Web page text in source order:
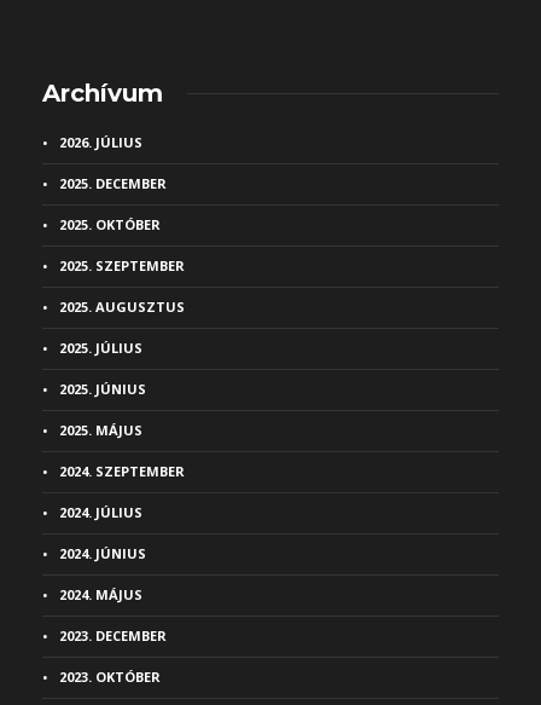
Archívum
2026. JÚLIUS
2025. DECEMBER
2025. OKTÓBER
2025. SZEPTEMBER
2025. AUGUSZTUS
2025. JÚLIUS
2025. JÚNIUS
2025. MÁJUS
2024. SZEPTEMBER
2024. JÚLIUS
2024. JÚNIUS
2024. MÁJUS
2023. DECEMBER
2023. OKTÓBER